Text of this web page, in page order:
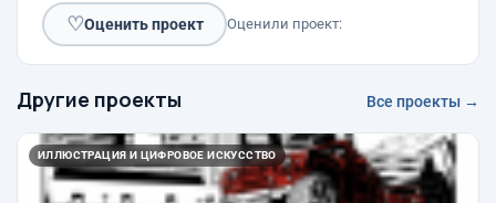
♡Оценить проект Оценили проект:
Другие проекты Все проекты →
ИЛЛЮСТРАЦИЯ И ЦИФРОВОЕ ИСКУССТВО